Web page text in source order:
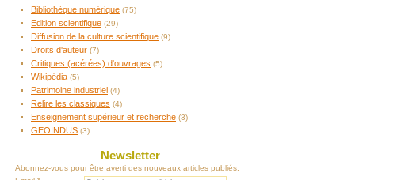
Bibliothèque numérique (75)
Edition scientifique (29)
Diffusion de la culture scientifique (9)
Droits d'auteur (7)
Critiques (acérées) d'ouvrages (5)
Wikipédia (5)
Patrimoine industriel (4)
Relire les classiques (4)
Enseignement supérieur et recherche (3)
GEOINDUS (3)
Newsletter
Abonnez-vous pour être averti des nouveaux articles publiés.